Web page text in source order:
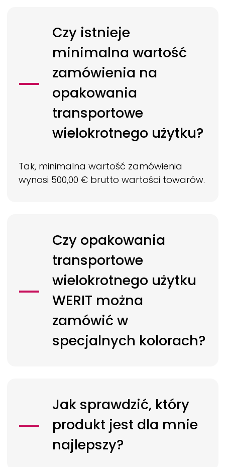
Czy istnieje
minimalna wartość
zamówienia na
opakowania
transportowe
wielokrotnego użytku?
Tak, minimalna wartość zamówienia
wynosi 500,00 € brutto wartości towarów.
Czy opakowania
transportowe
wielokrotnego użytku
WERIT można
zamówić w
specjalnych kolorach?
Jak sprawdzić, który
produkt jest dla mnie
najlepszy?